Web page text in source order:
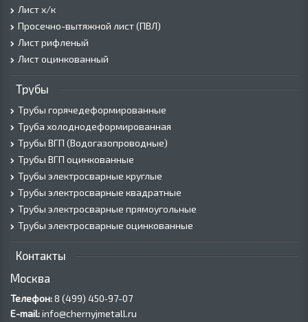
Лист х/к
Просечно-вытяжной лист (ПВЛ)
Лист рифленый
Лист оцинкованный
Трубы
Трубы горячедеформированные
Труба холоднодеформированная
Трубы ВГП (Водогазопроводные)
Трубы ВГП оцинкованные
Трубы электросварные круглые
Трубы электросварные квадратные
Трубы электросварные прямоугольные
Трубы электросварные оцинкованные
Контакты
Москва
Телефон:8 (499) 450‑97-07
E-mail:info@chernyjmetall.ru